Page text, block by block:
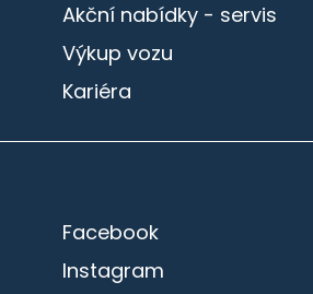
Akční nabídky - servis
Výkup vozu
Kariéra
Facebook
Instagram